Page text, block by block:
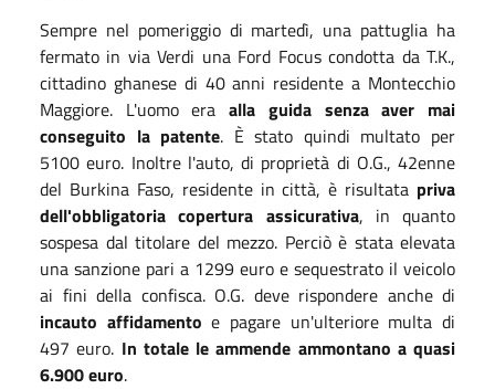
Sempre nel pomeriggio di martedì, una pattuglia ha
fermato in via Verdi una Ford Focus condotta da T.K.,
cittadino ghanese di 40 anni residente a Montecchio
Maggiore. L'uomo eraalla guida senza aver mai
conseguito la patente. È stato quindi multato per
5100 euro. Inoltre l'auto, di proprietà di O.G., 42enne
del Burkina Faso, residente in città, è risultata priva
dell'obbligatoria copertura assicurativa, in quanto
sospesa dal titolare del mezzo. Perciò è stata elevata
una sanzione pari a 1299 euro e sequestrato il veicolo
ai fini della confisca. O.G. deve rispondere anche di
incauto affidamento e pagare un'ulteriore multa di
497 euro. In totale le ammende ammontano a quasi
6.900 euro.